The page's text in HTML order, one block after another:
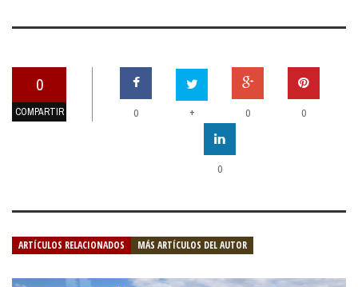
0
COMPARTIR 0 + 0 0
0
ARTÍCULOS RELACIONADOS MÁS ARTÍCULOS DEL AUTOR